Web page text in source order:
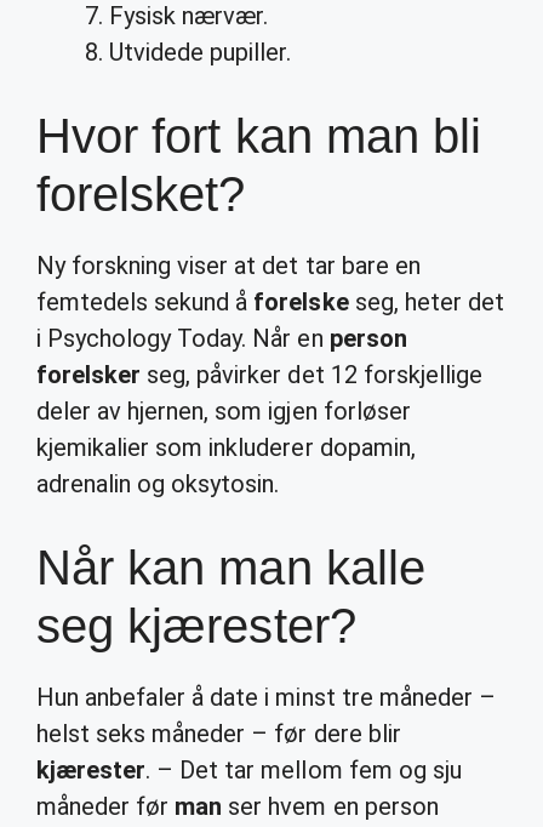
Fysisk nærvær.
Utvidede pupiller.
Hvor fort kan man bli
forelsket?
Ny forskning viser at det tar bare en
femtedels sekund å forelskeseg, heter det
i Psychology Today. Når en person
forelsker seg, påvirker det 12 forskjellige
deler av hjernen, som igjen forløser
kjemikalier som inkluderer dopamin,
adrenalin og oksytosin.
Når kan man kalle
seg kjærester?
Hun anbefaler å date i minst tre måneder –
helst seks måneder – før dere blir
kjærester. – Det tar mellom fem og sju
måneder før man ser hvem en person